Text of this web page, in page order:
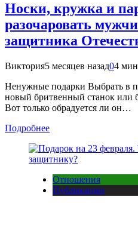
Носки, кружка и
разочаровать
защитника
Виктория5 месяцев назад04 мин
Ненужные подарки Выбрать в
новый бритвенный станок или
Вот только обрадуется ли он…
Подробнее
Отношения
Публикации